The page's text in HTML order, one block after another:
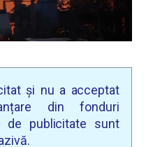
și nu a acceptat
din fonduri
de publicitate sunt